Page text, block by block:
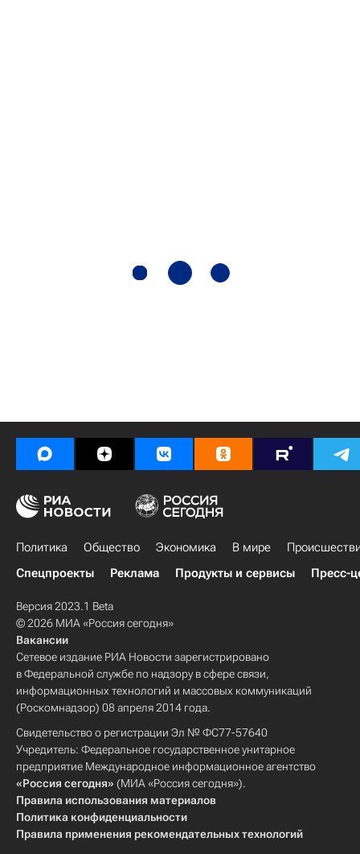
Политика Общество Экономика В мире
Спецпроекты
Реклама Продукты и сервисы Пресс-
Версия 2023.1 Beta
© 2026 МИА «Россия сегодня»
Вакансии
Сетевое издание РИА Новости зарегистрировано
в Федеральной службе по надзору в сфере связи,
информационных технологий и массовых коммуникаций
(Роскомнадзор) 08 апреля 2014 года.
Свидетельство о регистрации Эл № ФС77-57640
Учредитель: Федеральное государственное унитарное
предприятие Международное информационное агентство
«Россия сегодня» (МИА «Россия сегодня»).
Правила использования материалов
Политика конфиденциальности
Правила применения рекомендательных технологий